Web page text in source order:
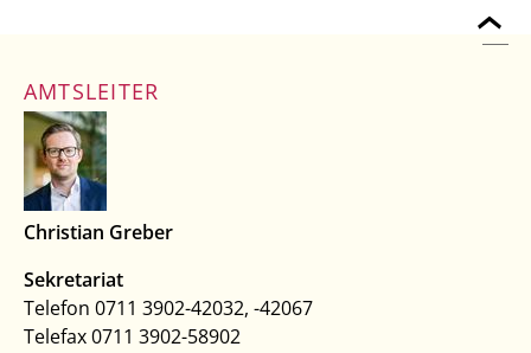
AMTSLEITER
Christian Greber
Sekretariat
Telefon 0711 3902-42032, -42067
Telefax 0711 3902-58902